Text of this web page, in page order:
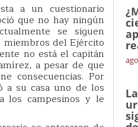
a un cuestionario
que no hay ningún
se siguen
miembros del Ejército
no está el capitán
a pesar de que
consecuencias. Por
a su casa uno de los
los campesinos y le